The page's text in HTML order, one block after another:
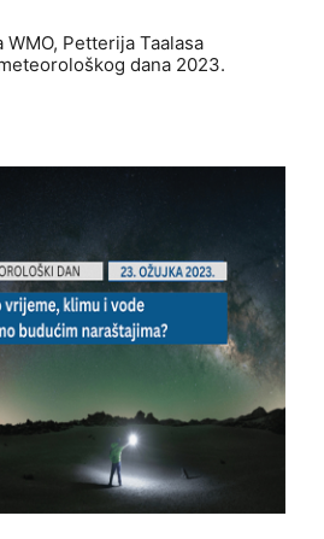
Petterija Taalasa
dana 2023.